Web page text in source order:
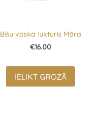
Bišu vaska lukturis Māra
€16.00
IELIKT GROZĀ